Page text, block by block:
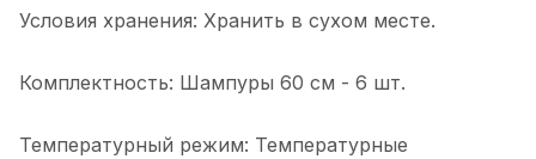
Условия хранения: Хранить в сухом месте.
Комплектность: Шампуры 60 см - 6 шт.
Температурный режим: Температурные